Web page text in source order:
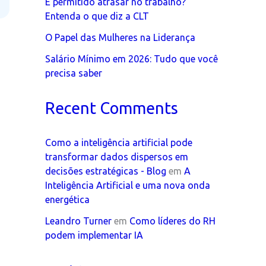
Entenda o que diz a CLT
O Papel das Mulheres na Liderança
Salário Mínimo em 2026: Tudo que você
precisa saber
Recent Comments
Como a inteligência artificial pode
transformar dados dispersos em
decisões estratégicas - Blog em A
Inteligência Artificial e uma nova onda
energética
Leandro Turner em Como líderes do RH
podem implementar IA